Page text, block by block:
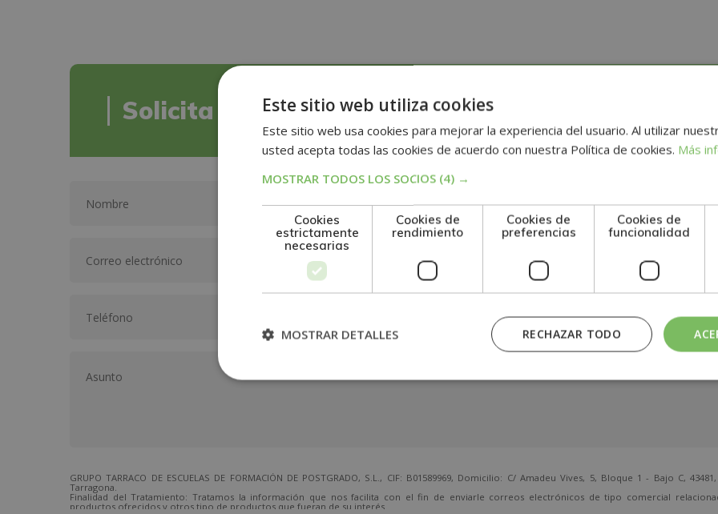
Solicita información
GRUPO TARRACO DE ESCUELAS DE FORMACIÓN DE POSTGRADO, S.L., CIF: B01589969, Domicilio: C/ Amadeu Vives, 5, Bloque 1 - Bajo C,
Tarragona.
Finalidad del Tratamiento: Tratamos la información que nos facilita con el fin de enviarle correos electrónicos de tipo comercial
productos ofrecidos y otros tipo de productos que fueran de su interés.
Este sitio web utiliza cookies
Este sitio web usa cookies para mejorar la experiencia del usuario. Al utilizar
usted acepta todas las cookies de acuerdo con nuestra Política de cookies. Más
MOSTRAR TODOS LOS SOCIOS (4) →
Cookies
estrictamente
necesarias
Cookies de
rendimiento
Cookies de
preferencias
Cookies de
funcionalidad
RECHAZAR TODO
MOSTRAR DETALLES